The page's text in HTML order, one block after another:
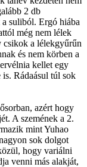
2 db
suliból. Ergó hiába
még nem lélek
csikok a lélekgyűrűn
és nem körben a
kellet egy
Rádaásul túl sok
azért hogy
A szemének a 2.
mint Yuhao
sok dolgot
hogy variálni
venni más alakját,